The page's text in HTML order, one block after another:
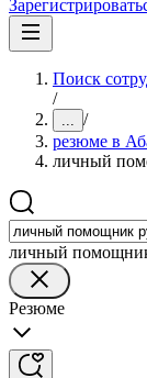
Поиск
/
... /
резюме в
личный
личный
Резюме